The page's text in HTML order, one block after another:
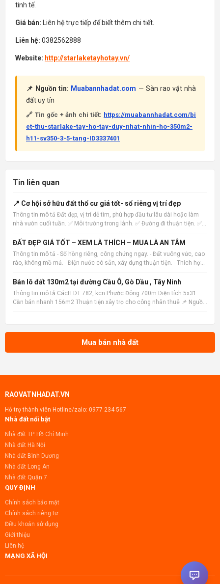
tinh tế.
Giá bán: Liên hệ trực tiếp để biết thêm chi tiết.
Liên hệ: 0382562888
Website: http://starlaketayhotay.vn/
📌 Nguồn tin: Muabannhadat.com — Sàn rao vặt nhà
đất uy tín
🔗 Tin gốc + ảnh chi tiết: https://muabannhadat.com/bi
et-thu-starlake-tay-ho-tay-duy-nhat-nhin-ho-350m2-
h11-sv350-3-5-tang-ID3337401
Tin liên quan
📍 Cơ hội sở hữu đất thổ cư giá tốt- sổ riêng vị trí đẹp
Thông tin mô tả Đất đẹp, vị trí dễ tìm, phù hợp đầu tư lâu dài hoặc làm
nhà vườn cuối tuần. ✅ Môi trường trong lành. ✅ Đường đi thuận tiện. ✅
và vị trí. 📌 Nguồn tin: Muabannhadat
ĐẤT ĐẸP GIÁ TỐT – XEM LÀ THÍCH – MUA LÀ AN TÂM
Thông tin mô tả - Sổ hồng riêng, công chứng ngay. - Đất vuông vức, cao
ráo, không mồ mả. - Điện nước có sẵn, xây dựng thuận tiện. - Thích hợp
Muabannhadat.com &mdash; Sàn rao vặt nhà đất uy tín 🔗
Bán lô đất 130m2 tại đường Cầu Ô, Gò Dầu , Tây Ninh
Thông tin mô tả CácH DT 782, kcn Phước Đông 700m Diện tích 5x31
Cần bán nhanh 156m2 Thuận tiện xây trọ cho công nhân thuê 📌 Nguồn
Mua bán nhà đất
RAOVATNHADAT.VN
Hỗ trợ thành viên Hotline/zalo: 0977 234 567
Nhà đất nổi bật
Nhà đất TP. Hồ Chí Minh
Nhà đất Hà Nội
Nhà đất Bình Dương
Nhà đất Long An
Nhà đất Quận 7
QUY ĐỊNH
Chính sách bảo mật
Chính sách riêng tư
Điều khoản sử dụng
Giới thiệu
Liên hệ
MẠNG XÃ HỘI